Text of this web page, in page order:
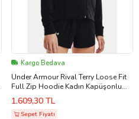
Kargo Bedava
Under Armour Rival Terry Loose Fit
Full Zip Hoodie Kadın Kapüşonlu
Bol Kesim Fermuarlı Sweatshirt
Siyah
1.609,30 TL
Sepet Fiyatı